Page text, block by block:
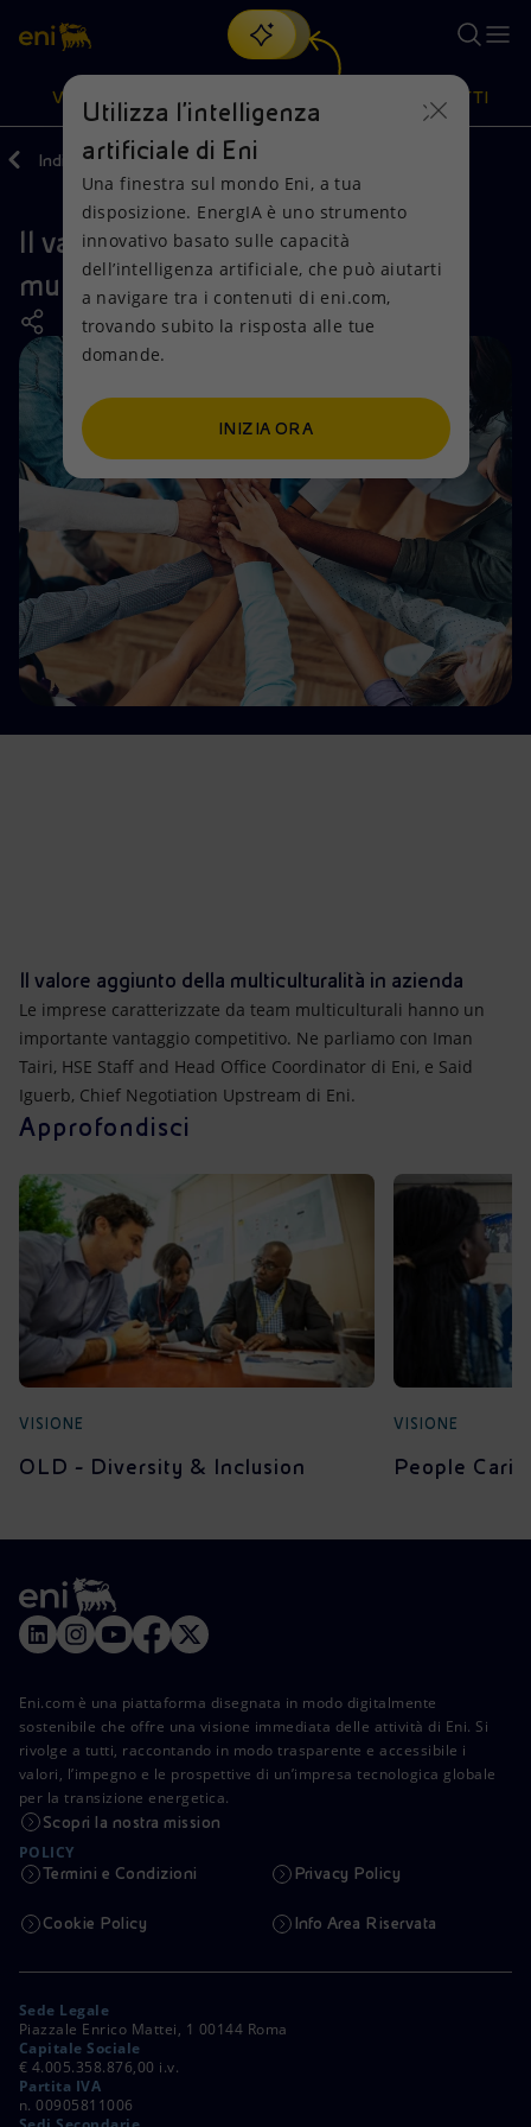
Cerca
scopri EnergIA, la nostra nuova soluzione di intelligenza
artificiale.
VISIONE
Visione
Mission e valori
Persone e Partnership
Net Zero
Modello satellitare
Energia accessibile
Innovazione
Scenari energetici
Azioni
Diversificazione energetica
Tecnologie per la transizione
Collaborazioni per l'innovazione
Attività nel mondo
PRODOTTI
Prodotti
Casa
Imprese
Mobilità
Indietro Media
Il valore aggiunto della
multiculturalità in azienda
Il valore aggiunto della multiculturalità in azienda
Le imprese caratterizzate da team multiculturali hanno un
importante vantaggio competitivo. Ne parliamo con Iman
Tairi, HSE Staff and Head Office Coordinator di Eni, e Said
Iguerb, Chief Negotiation Upstream di Eni.
Approfondisci
VISIONE
OLD - Diversity & Inclusion
VISIONE
People
Eni.com è una piattaforma disegnata in modo digitalmente
sostenibile che offre una visione immediata delle attività di Eni. Si
rivolge a tutti, raccontando in modo trasparente e accessibile i
valori, l’impegno e le prospettive di un’impresa tecnologica globale
per la transizione energetica.
Scopri la nostra mission
POLICY
Termini e Condizioni Privacy Policy
Cookie Policy Info Area Riservata
Sede Legale
Piazzale Enrico Mattei, 1 00144 Roma
Capitale Sociale
€ 4.005.358.876,00 i.v.
Partita IVA
n. 00905811006
Utilizza l'intelligenza
artificiale di Eni
Una finestra sul mondo Eni, a tua
disposizione. EnergIA è uno strumento
innovativo basato sulle capacità
dell’intelligenza artificiale, che può aiutarti
a navigare tra i contenuti di eni.com,
trovando subito la risposta alle tue
domande.
INIZIA ORA